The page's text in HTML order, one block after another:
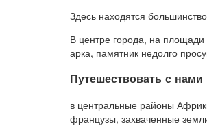
Здесь находятся
В центре города, на
арка, памятник недолго
Путешествовать с
в центральные районы
французы, захваченные